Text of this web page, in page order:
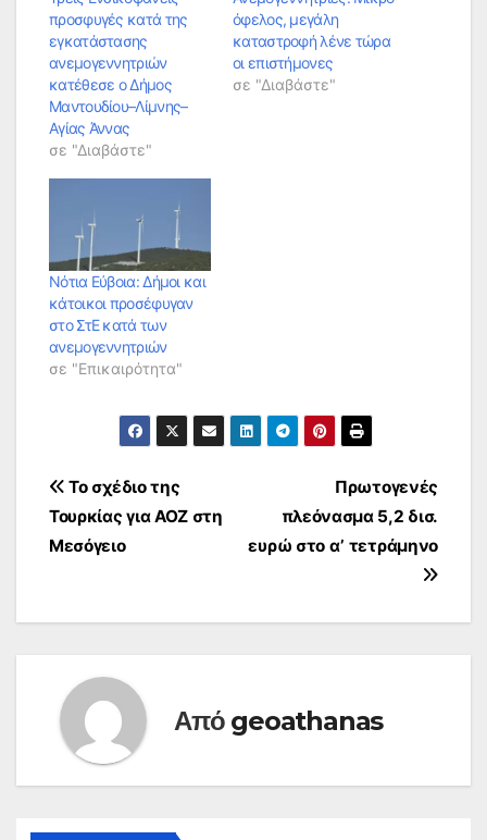
προσφυγές κατά της
εγκατάστασης
ανεμογεννητριών
κατέθεσε ο Δήμος
Μαντουδίου–Λίμνης–
Αγίας Άννας
σε "Διαβάστε"
όφελος, μεγάλη
καταστροφή λένε τώρα
οι επιστήμονες
σε "Διαβάστε"
Νότια Εύβοια: Δήμοι και
κάτοικοι προσέφυγαν
στο ΣτΕ κατά των
ανεμογεννητριών
σε "Επικαιρότητα"
Πλοήγηση
άρθρων
Πρωτογενές
πλεόνασμα 5,2 δισ.
ευρώ στο α’ τετράμηνο
Το σχέδιο της
Τουρκίας για ΑΟΖ στη
Μεσόγειο
Από geoathanas